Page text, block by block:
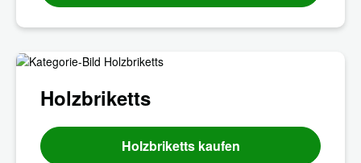
Holzbriketts
Holzbriketts kaufen